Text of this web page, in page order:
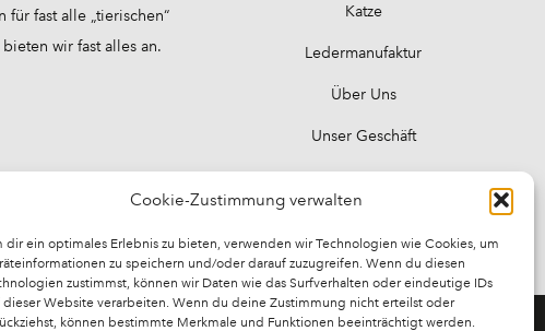
Cookie-Zustimmung verwalten
dir ein optimales Erlebnis zu bieten, verwenden wir Technologien wie Cookies, um
zu speichern und/oder darauf zuzugreifen. Wenn du diesen
zustimmst, können wir Daten wie das Surfverhalten oder eindeutige IDs
dieser Website verarbeiten. Wenn du deine Zustimmung nicht erteilst oder
können bestimmte Merkmale und Funktionen beeinträchtigt werden.
fast alle „tierischen“
wir fast alles an.
Katze
Ledermanufaktur
Über Uns
Unser Geschäft